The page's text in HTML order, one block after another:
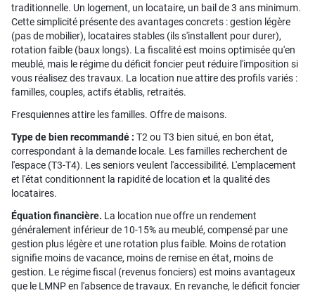
traditionnelle. Un logement, un locataire, un bail de 3 ans minimum.
Cette simplicité présente des avantages concrets : gestion légère
(pas de mobilier), locataires stables (ils s'installent pour durer),
rotation faible (baux longs). La fiscalité est moins optimisée qu'en
meublé, mais le régime du déficit foncier peut réduire l'imposition si
vous réalisez des travaux. La location nue attire des profils variés :
familles, couples, actifs établis, retraités.
Fresquiennes attire les familles. Offre de maisons.
Type de bien recommandé : T2 ou T3 bien situé, en bon état,
correspondant à la demande locale. Les familles recherchent de
l'espace (T3-T4). Les seniors veulent l'accessibilité. L'emplacement
et l'état conditionnent la rapidité de location et la qualité des
locataires.
Équation financière. La location nue offre un rendement
généralement inférieur de 10-15% au meublé, compensé par une
gestion plus légère et une rotation plus faible. Moins de rotation
signifie moins de vacance, moins de remise en état, moins de
gestion. Le régime fiscal (revenus fonciers) est moins avantageux
que le LMNP en l'absence de travaux. En revanche, le déficit foncier